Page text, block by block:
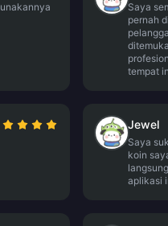
Saya
pernah
tempat
Jewel
Saya
koin
aplikasi